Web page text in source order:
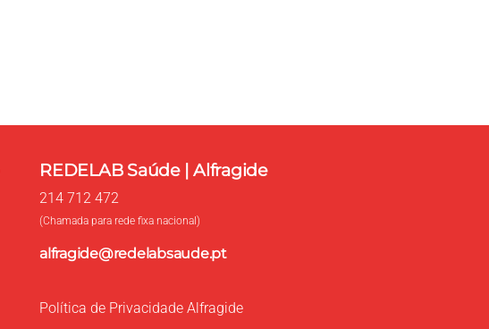
REDELAB Saúde | Alfragide
214 712 472
(Chamada para rede fixa nacional)
alfragide@redelabsaude.pt
Política de Privacidade Alfragide